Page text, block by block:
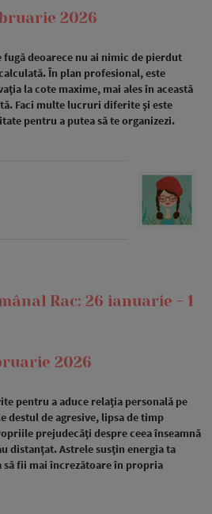
2026
fugă deoarece nu ai nimic de pierdut
În plan profesional, este
la cote maxime, mai ales în această
Faci multe lucruri diferite și este
pentru a putea să te organizezi.
Rac: 26 ianuarie - 1
2026
pentru a aduce relația personală pe
de agresive, lipsa de timp
prejudecăți despre ceea înseamnă
distanțat. Astrele susțin energia ta
să fii mai încrezătoare în propria